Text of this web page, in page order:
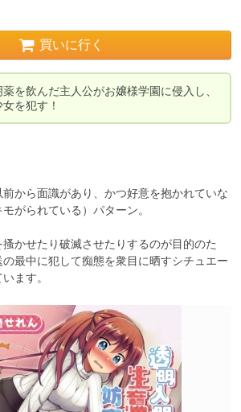
買いに行く
を飲んだ主人公がお嬢様学園に侵入し、
を犯す！
から面識があり、かつ好意を抱かれていな
がられている）パターン。
かせたり破滅させたりするのが目的のた
最中に犯して痴態を衆目に晒すシチュエー
ます。